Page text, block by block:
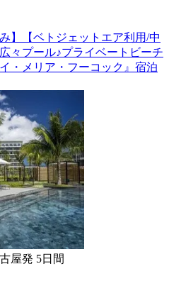
】【ベトジェットエア利用/中
々プール♪プライベートビーチ
・メリア・フーコック』宿泊
屋発 5日間